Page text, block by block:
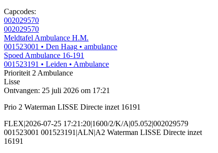
Capcodes:
002029570
002029570
Meldtafel Ambulance H.M.
001523001 • Den Haag • ambulance
Spoed Ambulance 16-191
001523191 • Leiden • Ambulance
Prioriteit 2 Ambulance
Lisse
Ontvangen: 25 juli 2026 om 17:21
Prio 2 Waterman LISSE Directe inzet 16191
FLEX|2026-07-25 17:21:20|1600/2/K/A|05.052|002029579
001523001 001523191|ALN|A2 Waterman LISSE Directe inzet
16191